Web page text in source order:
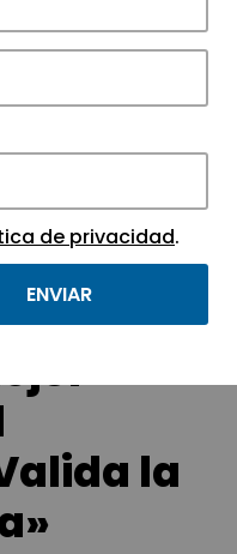
destacadas de
y
la
de privacidad.